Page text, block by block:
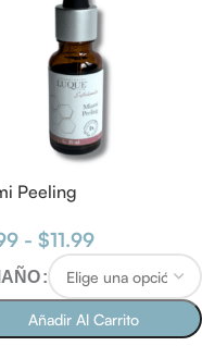
Peeling
- $11.99
Añadir Al Carrito